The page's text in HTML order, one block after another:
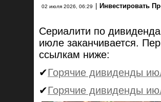
02 июля 2026, 06:29 Инвестировать
Сериалити по
июле заканчивается.
ссылкам ниже:
✔Горячие дивиденды
✔Горячие дивиденды